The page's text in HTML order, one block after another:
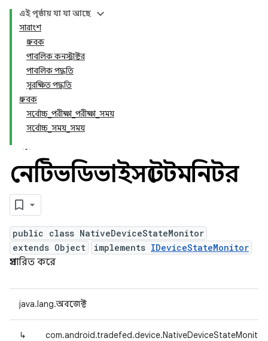
এই পৃষ্ঠায় যা যা আছে
সারাংশ
ধ্রুবক
পাবলিক কনস্ট্রাক্টর
পাবলিক পদ্ধতি
সুরক্ষিত পদ্ধতি
ধ্রুবক
সর্বোচ্চ_পরীক্ষা_পরীক্ষা_সময়
সর্বোচ্চ_সময়_সময়
নেটিভডিভাইসস্টেটমনিটর
public class NativeDeviceStateMonitor
extends Object
implements IDeviceStateMonitor
প্রসারিত করে
java.lang.অবজেক্ট
↳
com.android.tradefed.device.NativeDeviceStateMonitor